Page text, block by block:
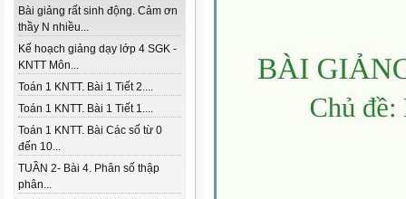
Bài giảng rất sinh động. Cảm ơn
thầy N nhiều...
Kế hoạch giảng dạy lớp 4 SGK -
KNTT Môn...
Toán 1 KNTT. Bài 1 Tiết 2....
Toán 1 KNTT. Bài 1 Tiết 1....
Toán 1 KNTT. Bài Các số từ 0
đến 10...
TUẦN 2- Bài 4. Phân số thập
phân...